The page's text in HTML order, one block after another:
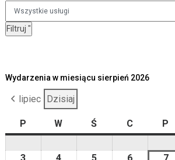
Filtruj Udogodnienia
"
Wydarzenia w miesiącu sierpień 2026
lipiec Dzisiaj
P poniedziałek
W wtorekŚ Cczwartek
P